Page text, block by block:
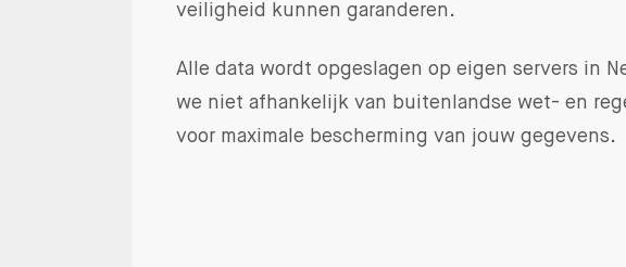
veiligheid kunnen garanderen.
Alle data wordt opgeslagen op eigen servers in
we niet afhankelijk van buitenlandse wet- en
voor maximale bescherming van jouw gegevens.